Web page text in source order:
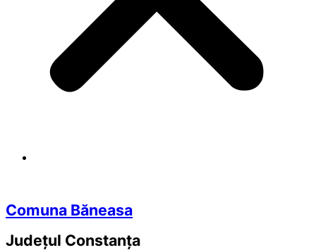
Comuna Băneasa
Județul Constanța